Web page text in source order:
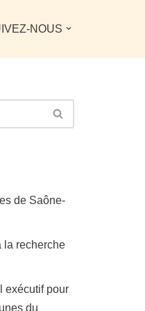
NOUS
de Saône-
la recherche
exécutif pour
du